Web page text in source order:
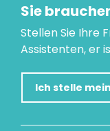
Sie
Stellen Sie Ihre
Assistenten, er
Ich stelle